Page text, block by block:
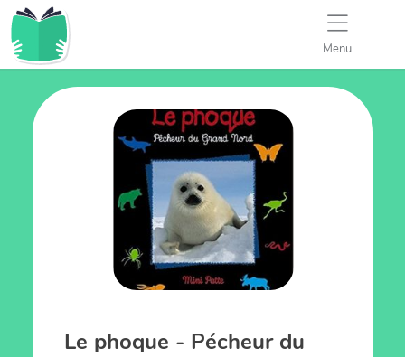
Menu
Le phoque - Pécheur du